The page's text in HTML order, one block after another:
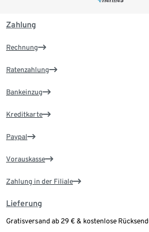
Zahlung
Rechnung
Ratenzahlung
Bankeinzug
Kreditkarte
Paypal
Vorauskasse
Zahlung in der Filiale
Lieferung
Gratisversand ab 29 € & kostenlose